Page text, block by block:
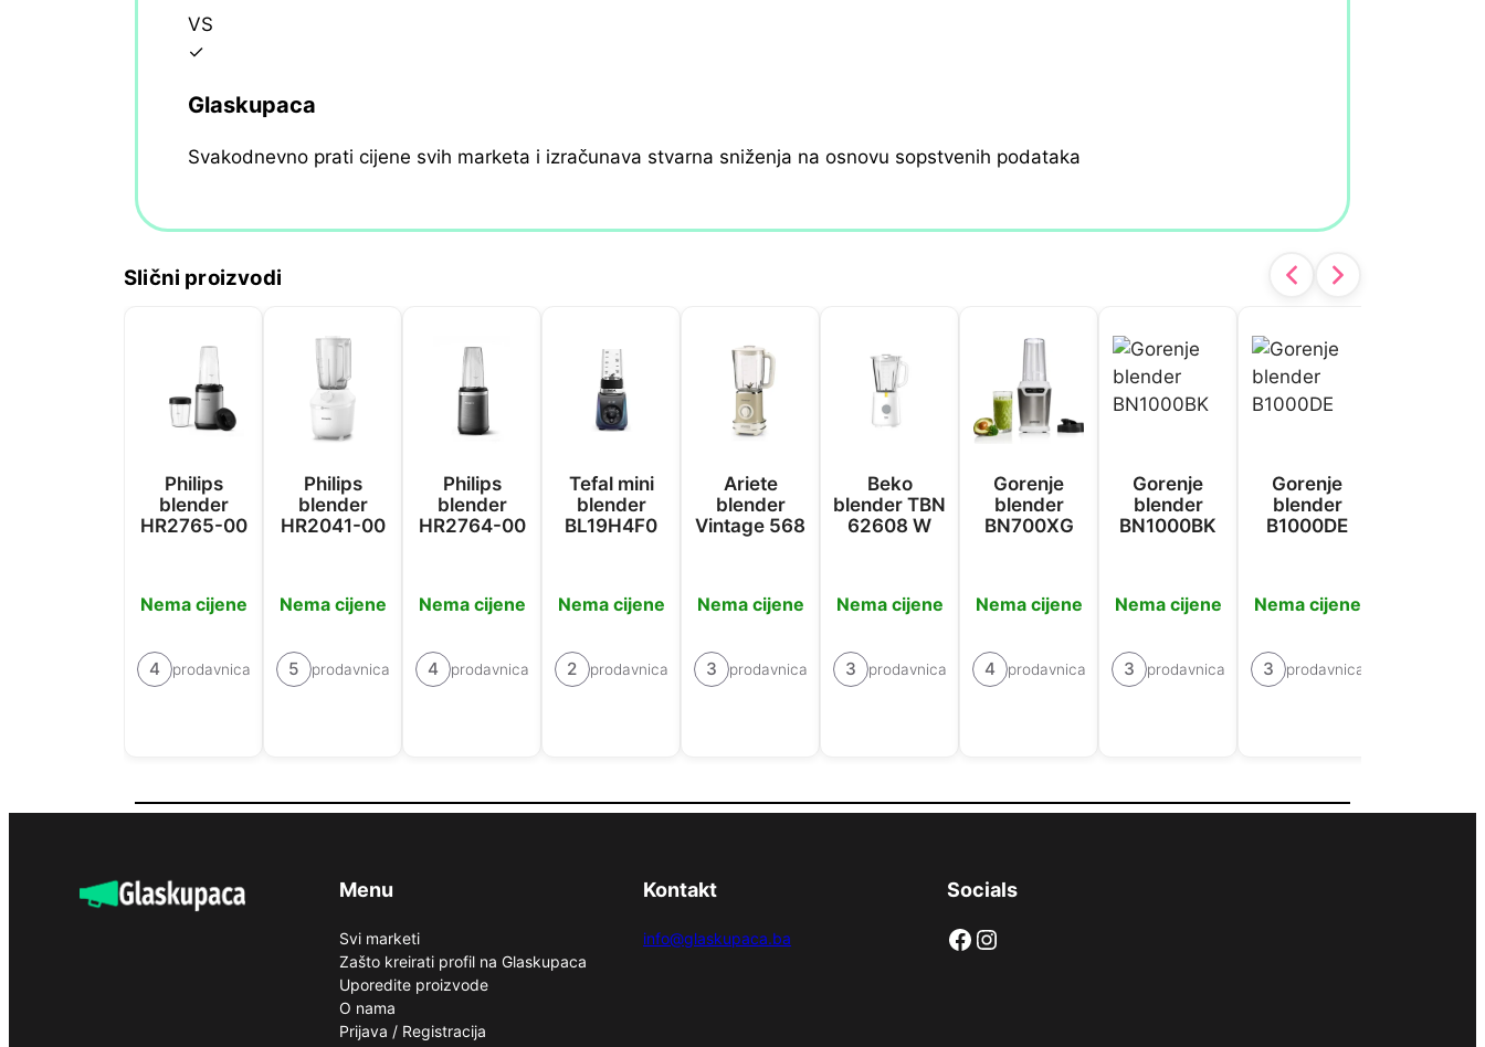
VS
✓
Glaskupaca
Svakodnevno prati cijene svih marketa i izračunava stvarna sniženja na osnovu sopstvenih podataka
Slični proizvodi
Philips
blender
HR2765-00
Nema cijene
4 prodavnica
Philips
blender
HR2041-00
Nema cijene
5 prodavnica
Philips
blender
HR2764-00
Nema cijene
4 prodavnica
Tefal mini
blender
BL19H4F0
Nema cijene
2 prodavnica
Ariete
blender
Vintage 568
Nema cijene
3 prodavnica
Beko
blender TBN
62608 W
Nema cijene
3 prodavnica
Gorenje
blender
BN700XG
Nema cijene
4 prodavnica
Gorenje
blender
BN1000BK
Nema cijene
3 prodavnica
Gorenje
blender
B1000DE
Nema cijene
3 prodavnica
Menu
Svi marketi
Zašto kreirati profil na Glaskupaca
Uporedite proizvode
O nama
Prijava / Registracija
Kontakt
info@glaskupaca.ba
Socials
Facebook Instagram